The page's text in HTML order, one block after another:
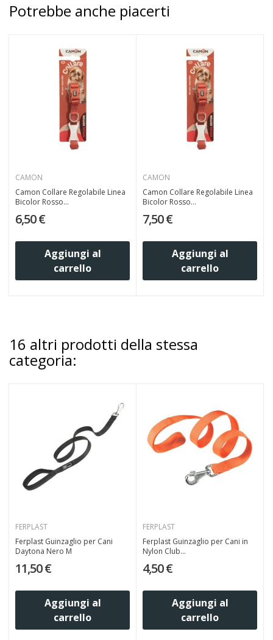
Potrebbe anche piacerti
CAMON
Camon Collare Regolabile Linea
Bicolor Rosso...
6,50 €
Aggiungi al
carrello
CAMON
Camon Collare Regolabile Linea
Bicolor Rosso...
7,50 €
Aggiungi al
carrello
16 altri prodotti della stessa
categoria:
FERPLAST
Ferplast Guinzaglio per Cani
Daytona Nero M
11,50 €
Aggiungi al
carrello
FERPLAST
Ferplast Guinzaglio per Cani in
Nylon Club...
4,50 €
Aggiungi al
carrello